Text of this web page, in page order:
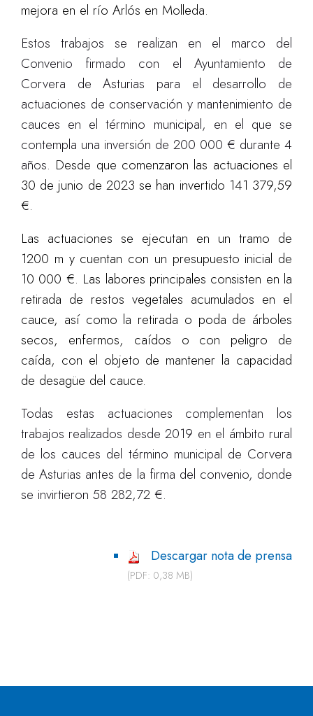
mejora en el río Arlós en Molleda.
Estos trabajos se realizan en el marco del
Convenio firmado con el Ayuntamiento de
Corvera de Asturias para el desarrollo de
actuaciones de conservación y mantenimiento de
cauces en el término municipal, en el que se
contempla una inversión de 200 000 € durante 4
años. Desde que comenzaron las actuaciones el
30 de junio de 2023 se han invertido 141 379,59
€.
Las actuaciones se ejecutan en un tramo de
1200 m y cuentan con un presupuesto inicial de
10 000 €. Las labores principales consisten en la
retirada de restos vegetales acumulados en el
cauce, así como la retirada o poda de árboles
secos, enfermos, caídos o con peligro de
caída, con el objeto de mantener la capacidad
de desagüe del cauce.
Todas estas actuaciones complementan los
trabajos realizados desde 2019 en el ámbito rural
de los cauces del término municipal de Corvera
de Asturias antes de la firma del convenio, donde
se invirtieron 58 282,72 €.
Descargar nota de prensa
(PDF: 0,38 MB)